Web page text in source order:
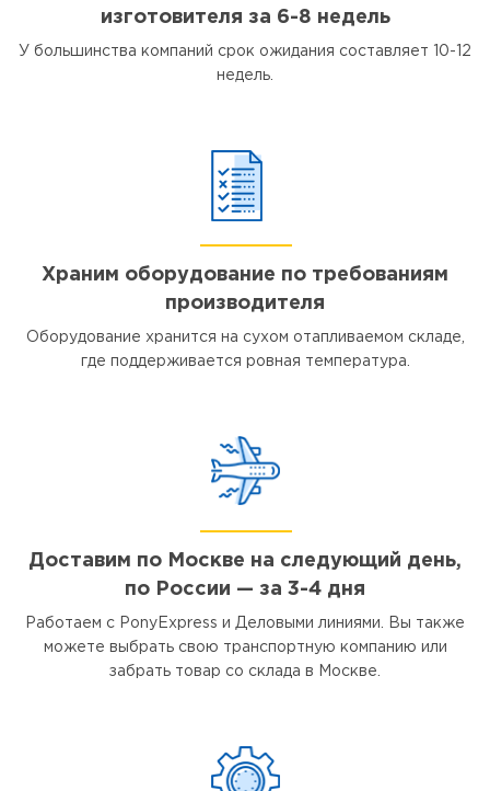
изготовителя за 6-8 недель
У большинства компаний срок ожидания составляет 10-12
недель.
Храним оборудование по требованиям
производителя
Оборудование хранится на сухом отапливаемом складе,
где поддерживается ровная температура.
Доставим по Москве на следующий день,
по России — за 3-4 дня
Работаем с PonyExpress и Деловыми линиями. Вы также
можете выбрать свою транспортную компанию или
забрать товар со склада в Москве.